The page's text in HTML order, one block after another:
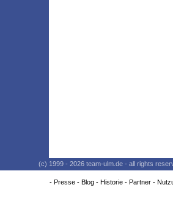
(c) 1999 - 2026 team-ulm.de - all rights
- Presse- Blog- Historie- Partner-